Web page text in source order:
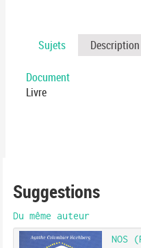
Sujets Description
Document
Livre
Suggestions
Du même auteur
NOS